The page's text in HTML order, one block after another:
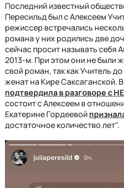
Последний известный
Пересильд был с Алексеем
режиссер встречались
романа у них родились две
сейчас просит называть себя
2013-м. При этом они не были
свой роман, так как Учитель
женат на Кире Саксаганской.
подтвердила в разговоре с
состоит с Алексеем в
Екатерине Гордеевой
достаточное количество лет".